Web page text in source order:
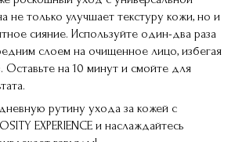
не только улучшает текстуру кожи, но и
сияние. Используйте один-два раза
слоем на очищенное лицо, избегая
Оставьте на 10 минут и смойте для
рутину ухода за кожей с
EXPERIENCE и наслаждайтесь